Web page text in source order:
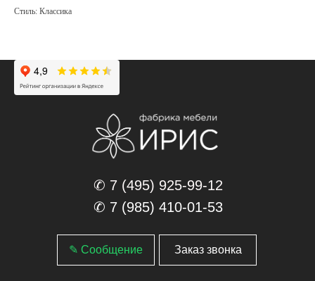
Стиль: Классика
✆ 7 (495) 925-99-12
✆ 7 (985) 410-01-53
✎ Сообщение Заказ звонка